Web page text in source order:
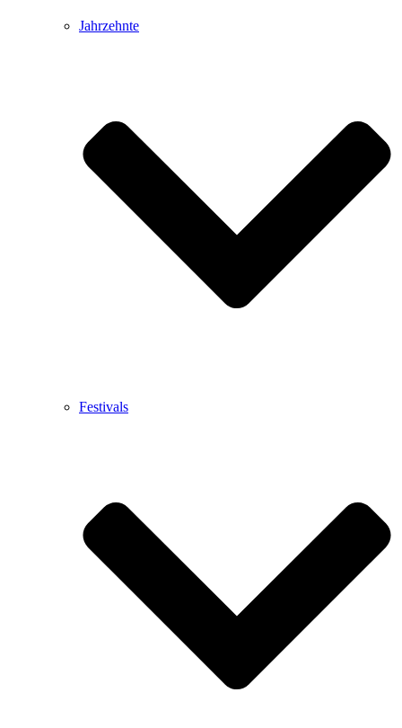
Jahrzehnte
Festivals